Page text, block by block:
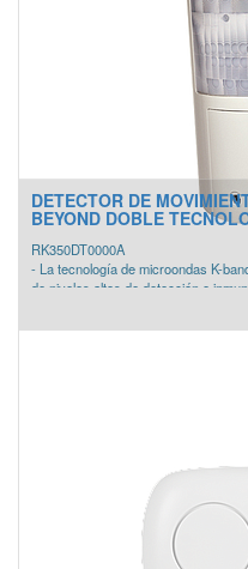
DETECTOR DE
BEYOND DOBLE
RK350DT0000A
- La tecnología de microondas K-
de niveles altos de detección e